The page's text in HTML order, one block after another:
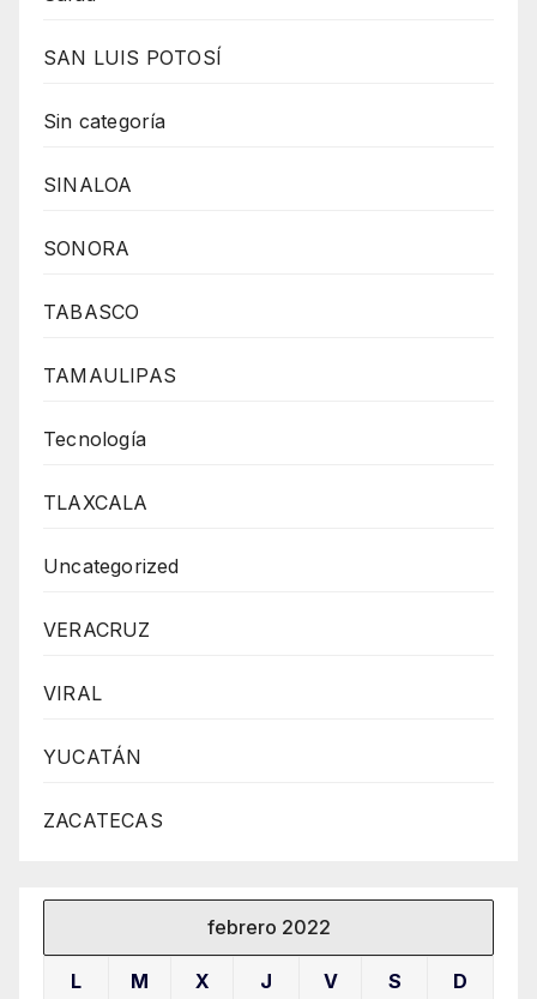
SAN LUIS POTOSÍ
Sin categoría
SINALOA
SONORA
TABASCO
TAMAULIPAS
Tecnología
TLAXCALA
Uncategorized
VERACRUZ
VIRAL
YUCATÁN
ZACATECAS
febrero 2022
L M X J V S D